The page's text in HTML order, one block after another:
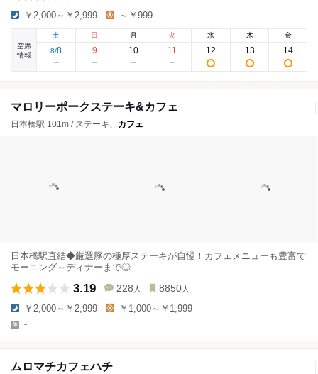
￥2,000～￥2,999 ～￥999
空席
情報
土
8/8
日
9
月
10
火
11
水
12
木
13
金
14
マロリーポークステーキ&カフェ
日本橋駅 101m / ステーキ、 カフェ
日本橋駅直結◆厳選豚の極厚ステーキが自慢！カフェメニューも豊富で
モーニング～ディナーまで◎
3.19 228 人 8850 人
￥2,000～￥2,999 ￥1,000～￥1,999
-
ムロマチカフェハチ